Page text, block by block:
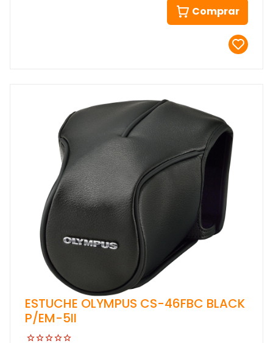
Comprar
ESTUCHE OLYMPUS CS-46FBC BLACK
P/EM-5II